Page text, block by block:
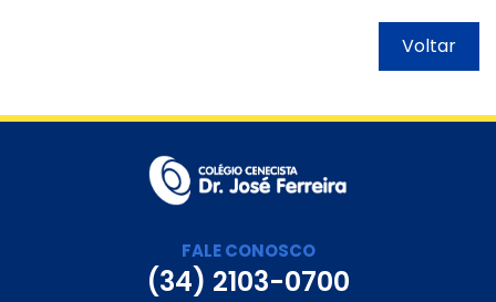
Voltar
FALE CONOSCO
(34) 2103-0700